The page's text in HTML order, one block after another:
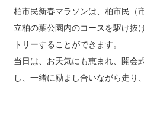
柏市民新春マラソンは、柏市民（
立柏の葉公園内のコースを駆け抜
トリーすることができます。
当日は、お天気にも恵まれ、開会
し、一緒に励まし合いながら走り